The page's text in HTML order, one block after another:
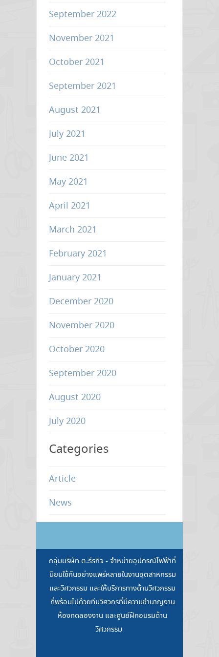
September 2022
November 2021
October 2021
September 2021
August 2021
July 2021
June 2021
May 2021
April 2021
March 2021
February 2021
January 2021
December 2020
November 2020
October 2020
September 2020
August 2020
July 2020
Categories
Article
News
กลุ่มบริษัท ต.ธีรกิจ - จำหน่ายอุปกรณ์ไฟฟ้าที่
นิยมใช้กันอย่างแพร่หลายในงานอุตสาหกรรม
และวิศวกรรม และให้บริการทางด้านวิศวกรรม
ที่พร้อมไปด้วยทีมวิศวกรที่มีความชำนาญงาน
ห้องทดลองงาน และศูนย์ฝึกอบรมด้าน
วิศวกรรม